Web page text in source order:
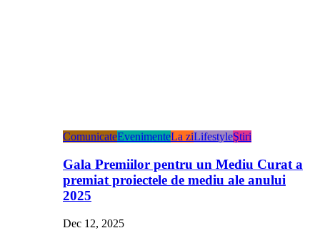
ComunicateEvenimenteLa ziLifestyleŞtiri
Gala Premiilor pentru un Mediu Curat a
premiat proiectele de mediu ale anului
2025
Dec 12, 2025